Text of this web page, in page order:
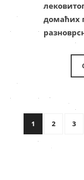
домаћих
1 2 3